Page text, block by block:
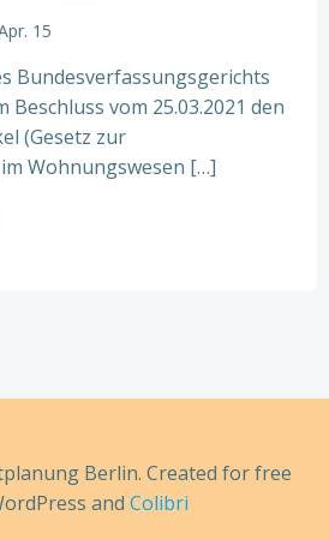
15
Bundesverfassungsgerichts
Beschluss vom 25.03.2021 den
(Gesetz zur
Wohnungswesen […]
Berlin. Created for free
and Colibri